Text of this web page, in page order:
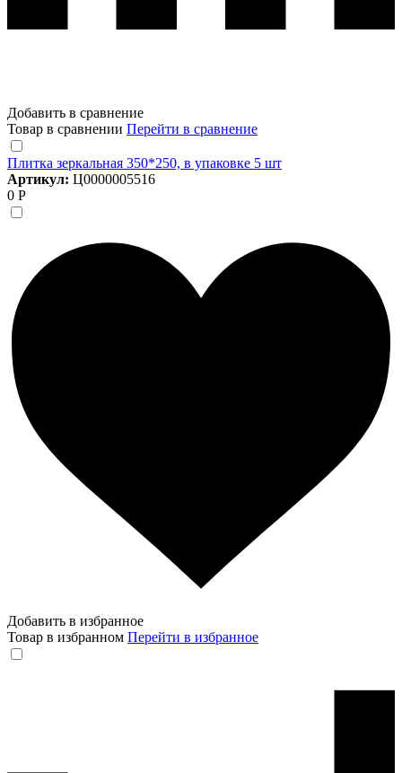
Добавить в сравнение
Товар в сравнении Перейти в сравнение
Плитка зеркальная 350*250, в упаковке 5 шт
Артикул: Ц0000005516
0 Р
Добавить в избранное
Товар в избранном Перейти в избранное